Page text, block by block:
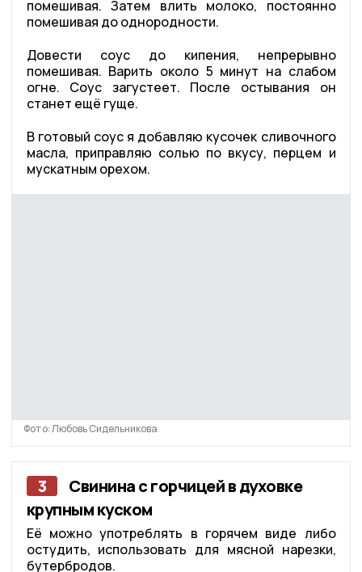
помешивая. Затем влить молоко, постоянно
помешивая до однородности.
Довести соус до кипения, непрерывно
помешивая. Варить около 5 минут на слабом
огне. Соус загустеет. После остывания он
станет ещё гуще.
В готовый соус я добавляю кусочек сливочного
масла, приправляю солью по вкусу, перцем и
мускатным орехом.
Фото: Любовь Сидельникова
3
Свинина с горчицей в духовке
крупным куском
Её можно употреблять в горячем виде либо
остудить, использовать для мясной нарезки,
бутербродов.